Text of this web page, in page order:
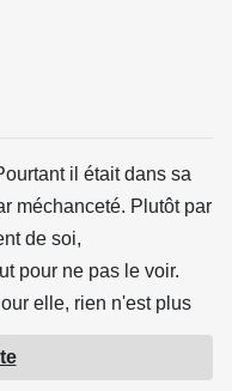
il était dans sa
méchanceté. Plutôt par
de soi,
pour ne pas le voir.
elle, rien n'est plus
elle s'interroge sur
amoureuse, malgré